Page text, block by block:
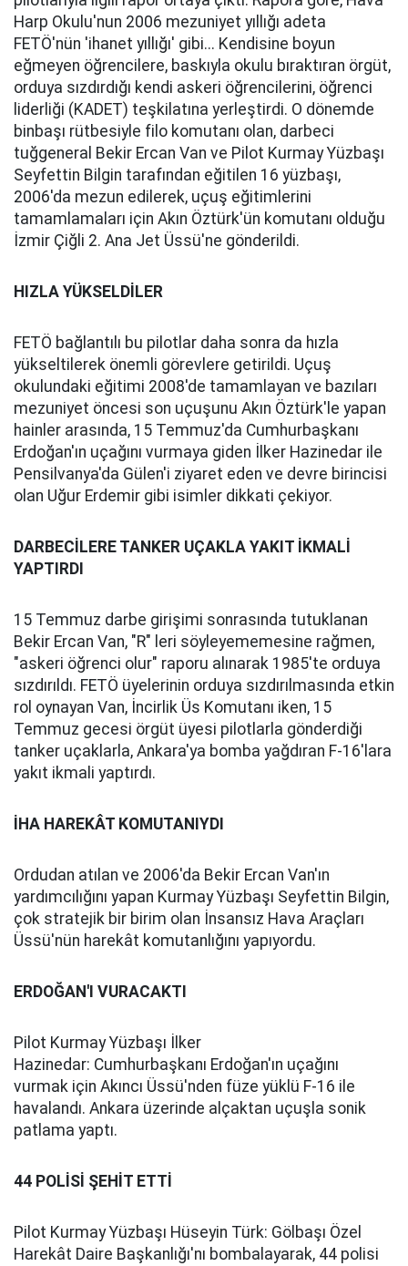
Harp Okulu'nun 2006 mezuniyet yıllığı adeta
FETÖ'nün 'ihanet yıllığı' gibi... Kendisine boyun
eğmeyen öğrencilere, baskıyla okulu bıraktıran örgüt,
orduya sızdırdığı kendi askeri öğrencilerini, öğrenci
liderliği (KADET) teşkilatına yerleştirdi. O dönemde
binbaşı rütbesiyle filo komutanı olan, darbeci
tuğgeneral Bekir Ercan Van ve Pilot Kurmay Yüzbaşı
Seyfettin Bilgin tarafından eğitilen 16 yüzbaşı,
2006'da mezun edilerek, uçuş eğitimlerini
tamamlamaları için Akın Öztürk'ün komutanı olduğu
İzmir Çiğli 2. Ana Jet Üssü'ne gönderildi.
HIZLA YÜKSELDİLER
FETÖ bağlantılı bu pilotlar daha sonra da hızla
yükseltilerek önemli görevlere getirildi. Uçuş
okulundaki eğitimi 2008'de tamamlayan ve bazıları
mezuniyet öncesi son uçuşunu Akın Öztürk'le yapan
hainler arasında, 15 Temmuz'da Cumhurbaşkanı
Erdoğan'ın uçağını vurmaya giden İlker Hazinedar ile
Pensilvanya'da Gülen'i ziyaret eden ve devre birincisi
olan Uğur Erdemir gibi isimler dikkati çekiyor.
DARBECİLERE TANKER UÇAKLA YAKIT İKMALİ
YAPTIRDI
15 Temmuz darbe girişimi sonrasında tutuklanan
Bekir Ercan Van, "R" leri söyleyememesine rağmen,
"askeri öğrenci olur" raporu alınarak 1985'te orduya
sızdırıldı. FETÖ üyelerinin orduya sızdırılmasında etkin
rol oynayan Van, İncirlik Üs Komutanı iken, 15
Temmuz gecesi örgüt üyesi pilotlarla gönderdiği
tanker uçaklarla, Ankara'ya bomba yağdıran F-16'lara
yakıt ikmali yaptırdı.
İHA HAREKÂT KOMUTANIYDI
Ordudan atılan ve 2006'da Bekir Ercan Van'ın
yardımcılığını yapan Kurmay Yüzbaşı Seyfettin Bilgin,
çok stratejik bir birim olan İnsansız Hava Araçları
Üssü'nün harekât komutanlığını yapıyordu.
ERDOĞAN'I VURACAKTI
Pilot Kurmay Yüzbaşı İlker
Hazinedar: Cumhurbaşkanı Erdoğan'ın uçağını
vurmak için Akıncı Üssü'nden füze yüklü F-16 ile
havalandı. Ankara üzerinde alçaktan uçuşla sonik
patlama yaptı.
44 POLİSİ ŞEHİT ETTİ
Pilot Kurmay Yüzbaşı Hüseyin Türk: Gölbaşı Özel
Harekât Daire Başkanlığı'nı bombalayarak, 44 polisi